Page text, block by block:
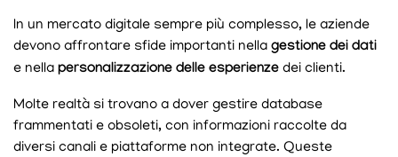
In un mercato digitale sempre più complesso, le aziende
devono affrontare sfide importanti nella gestione dei dati
e nella personalizzazione delle esperienze dei clienti.
Molte realtà si trovano a dover gestire database
frammentati e obsoleti, con informazioni raccolte da
diversi canali e piattaforme non integrate. Queste